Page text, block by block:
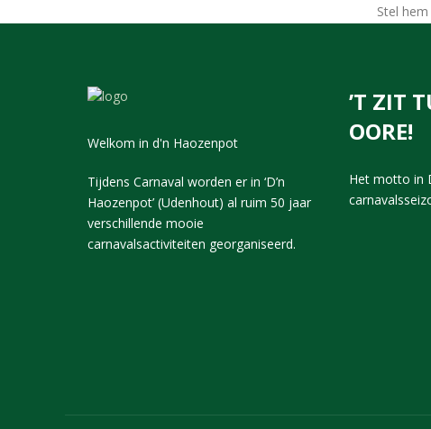
Stel
Welkom in d'n Haozenpot
Tijdens Carnaval worden er in ‘D’n
Haozenpot’ (Udenhout) al ruim 50 jaar
verschillende mooie
carnavalsactiviteiten georganiseerd.
’T ZIT
OORE!
Het motto in